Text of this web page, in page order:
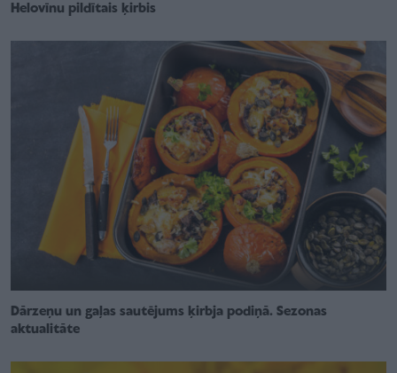
Helovīnu pildītais ķirbis
Dārzeņu un gaļas sautējums ķirbja podiņā. Sezonas
aktualitāte